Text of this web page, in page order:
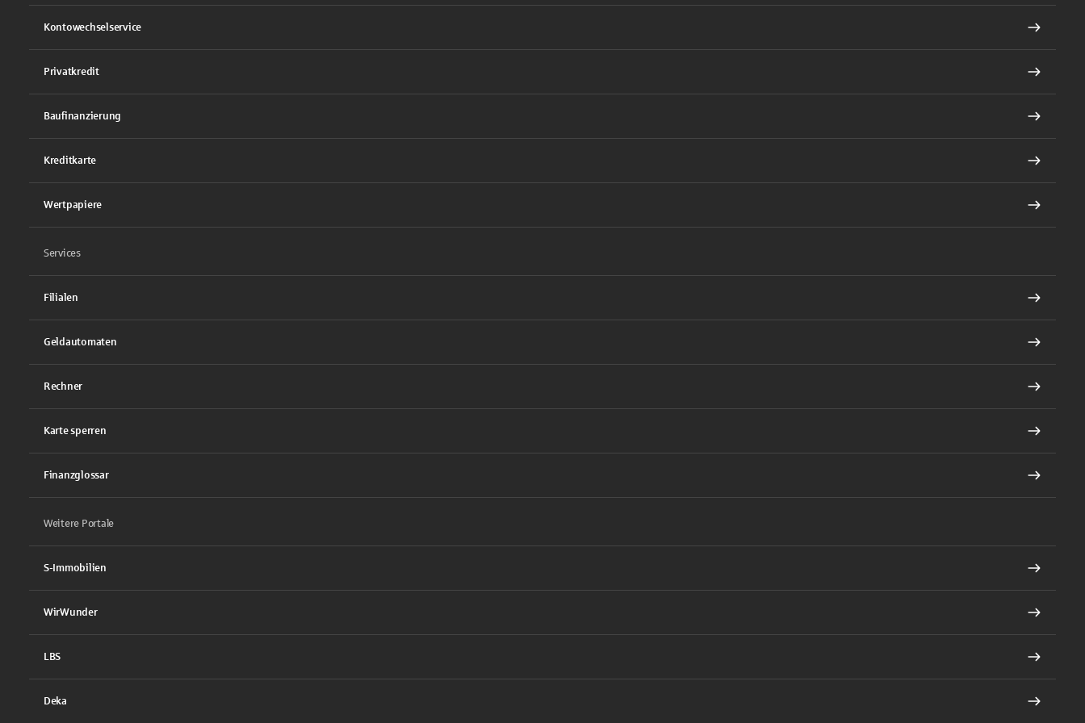
Kontowechselservice
Privatkredit
Baufinanzierung
Kreditkarte
Wertpapiere
Services
Filialen
Geldautomaten
Rechner
Karte sperren
Finanzglossar
Weitere Portale
S-Immobilien
WirWunder
LBS
Deka